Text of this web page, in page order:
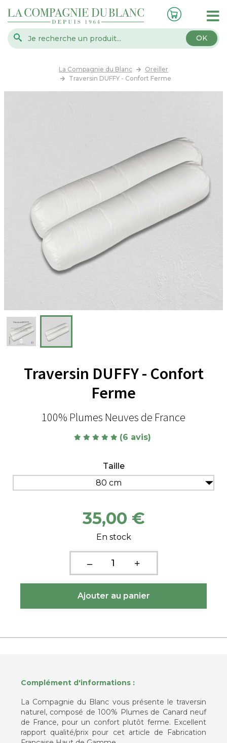
OK
La Compagnie du Blanc
Oreiller
Traversin DUFFY - Confort Ferme
Traversin DUFFY - Confort
Ferme
100% Plumes Neuves de France
(6 avis)
Taille
80 cm
35,00 €
En stock
Complément d'informations :
La Compagnie du Blanc vous présente le traversin
naturel, composé de 100% Plumes de Canard neuf
de France, pour un confort plutôt ferme. Excellent
rapport qualité/prix pour cet article de Fabrication